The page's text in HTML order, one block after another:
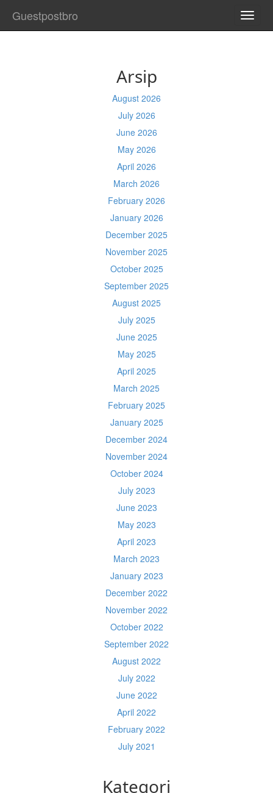
Guestpostbro
Arsip
August 2026
July 2026
June 2026
May 2026
April 2026
March 2026
February 2026
January 2026
December 2025
November 2025
October 2025
September 2025
August 2025
July 2025
June 2025
May 2025
April 2025
March 2025
February 2025
January 2025
December 2024
November 2024
October 2024
July 2023
June 2023
May 2023
April 2023
March 2023
January 2023
December 2022
November 2022
October 2022
September 2022
August 2022
July 2022
June 2022
April 2022
February 2022
July 2021
Kategori